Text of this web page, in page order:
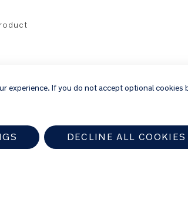
experience. If you do not accept optional
DECLINE ALL COOKIES